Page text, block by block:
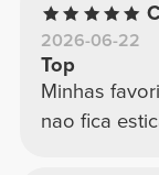
2026-06-22
Top
Minhas
nao fica